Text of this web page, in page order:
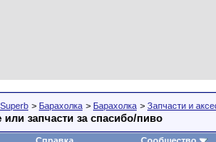
> Барахолка > Барахолка > Запчасти и
запчасти за спасибо/пиво